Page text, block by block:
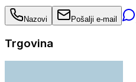
Nazovi Pošalji e-mail
Trgovina